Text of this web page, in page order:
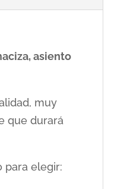
asiento
muy
que durará
para elegir: